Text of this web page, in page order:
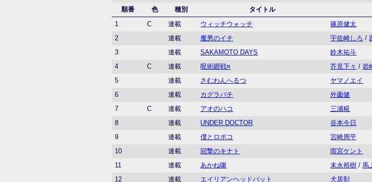
順番
色 種別 タイトル
1
C 連載 ウィッチウォッチ 篠原健太
2
連載 魔男のイチ 宇佐崎しろ /
3
連載 SAKAMOTO DAYS 鈴木祐斗
4
C 連載 呪術廻戦≡ 芥見下々 /岩
5
連載 さむわんへるつ ヤマノエイ
6
連載 カグラバチ 外薗健
7
C 連載 アオのハコ 三浦糀
8
連載 UNDER DOCTOR 谷本今日
9
連載 僕とロボコ 宮崎周平
10
連載 回撃のキナト 雨宮ケント
11
連載 あかね噺 末永裕樹 /馬
12
連載 エイリアンヘッドバット 犬居彰